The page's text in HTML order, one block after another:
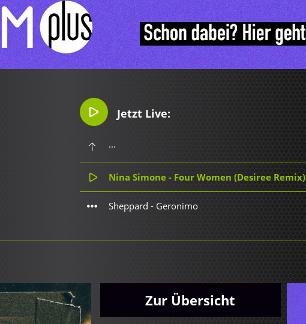
Jetzt Live:
...
Nina Simone - Four Women (Desiree Remix)
Sheppard - Geronimo
Zur Übersicht